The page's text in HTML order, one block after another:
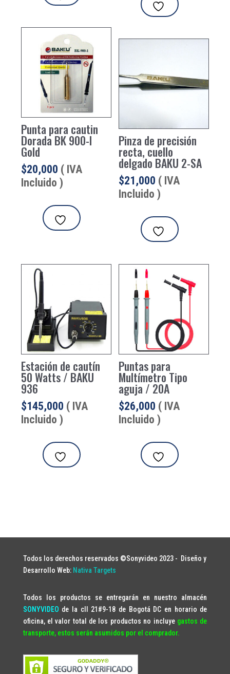
Punta para cautin
Dorada BK 900-I
Gold
$20,000 ( IVA
Incluido )
Pinza de precisión
recta, cuello
delgado BAKU 2-SA
$21,000 ( IVA
Incluido )
Estación de cautín
50 Watts / BAKU
936
$145,000 ( IVA
Incluido )
Puntas para
Multímetro Tipo
aguja / 20A
$26,000 ( IVA
Incluido )
Todos los derechos reservados ©Sonyvideo 2023 - Diseño y
Desarrollo Web: Nativa Targets
Todos los productos se entregarán en nuestro almacén
SONYVIDEO de la cll 21#9-18 de Bogotá DC en horario de
oficina, el valor total de los productos no incluye gastos de
transporte, estos serán asumidos por el comprador.